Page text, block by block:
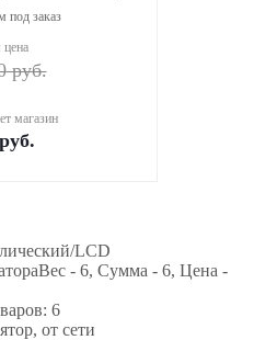
под заказ
цена
руб.
магазин
LCD
- 6, Сумма - 6, Цена -
6
от сети